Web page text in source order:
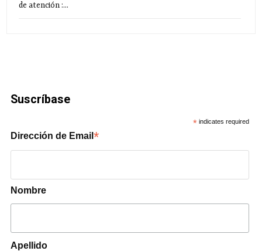
de atención :...
Suscríbase
* indicates required
Dirección de Email*
Nombre
Apellido